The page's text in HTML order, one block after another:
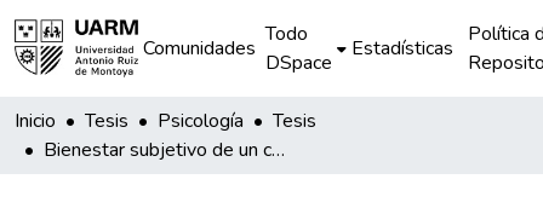
Comunidades
Todo
DSpace
Estadísticas
Política
Inicio Tesis Psicología
Tesis
Bienestar subjetivo de un comité de monitoreo y vigilancia socioambiental participativo de Villa el Salvador